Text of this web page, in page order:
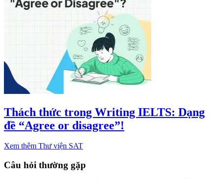
Thách thức trong Writing IELTS: Dạng
đề “Agree or disagree”!
Xem thêm Thư viện SAT
Câu hỏi thường gặp